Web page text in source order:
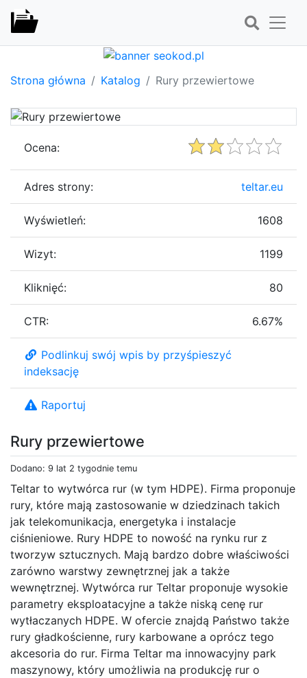
Strona główna Katalog Rury przewiertowe
Rury przewiertowe
Dodano: 9 lat 2 tygodnie temu
Teltar to wytwórca rur (w tym HDPE). Firma proponuje
rury, które mają zastosowanie w dziedzinach takich
jak telekomunikacja, energetyka i instalacje
ciśnieniowe. Rury HDPE to nowość na rynku rur z
tworzyw sztucznych. Mają bardzo dobre właściwości
zarówno warstwy zewnętrznej jak a także
wewnętrznej. Wytwórca rur Teltar proponuje wysokie
parametry eksploatacyjne a także niską cenę rur
wytłaczanych HDPE. W ofercie znajdą Państwo także
rury gładkościenne, rury karbowane a oprócz tego
akcesoria do rur. Firma Teltar ma innowacyjny park
maszynowy, który umożliwia na produkcję rur o
Ocena:
Adres strony: teltar.eu
Wyświetleń: 1608
Wizyt: 1199
Kliknięć: 80
CTR: 6.67%
Podlinkuj swój wpis by przyśpieszyć
indeksację
Raportuj